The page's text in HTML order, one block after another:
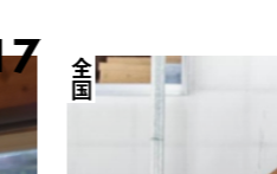
全国